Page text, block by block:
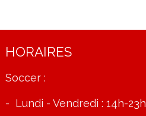
HORAIRES
Soccer :
- Lundi - Vendredi : 14h-23h